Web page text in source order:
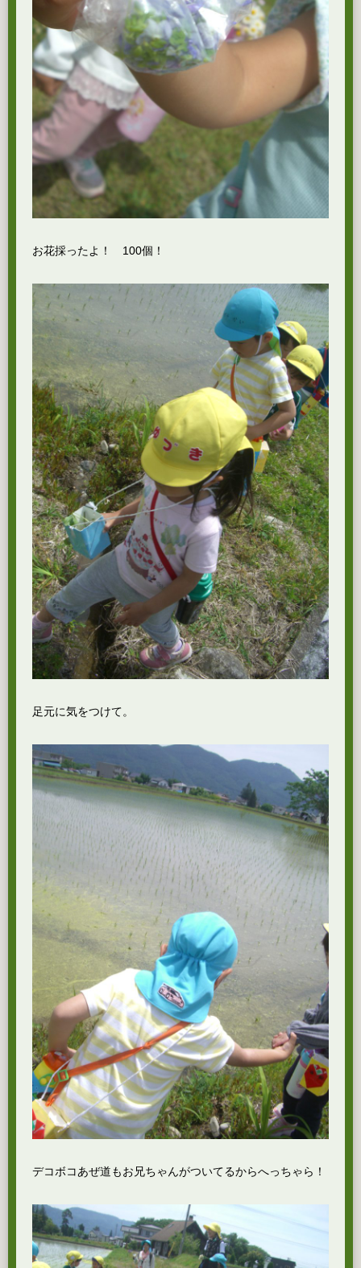
お花採ったよ！ 100個！
足元に気をつけて。
デコボコあぜ道もお兄ちゃんがついてるからへっちゃら！